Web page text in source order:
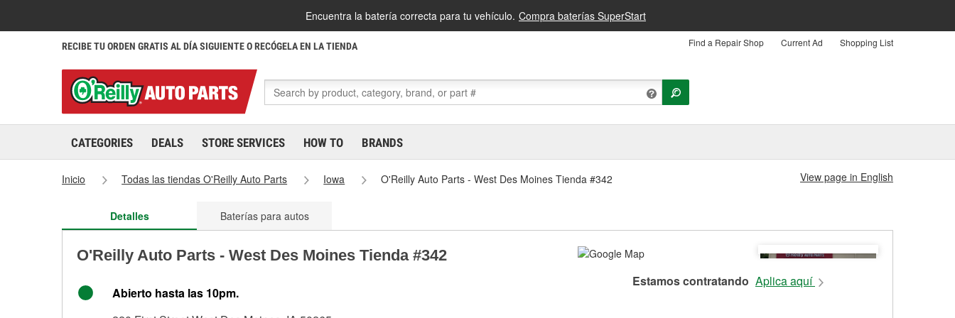
Encuentra la batería correcta para tu vehículo. Compra baterías SuperStart
RECIBE TU ORDEN GRATIS AL DÍA SIGUIENTE O RECÓGELA EN LA TIENDA Find a Repair Shop Current Ad Shopping List
CATEGORIES DEALS STORE SERVICES HOW TO BRANDS
Inicio Todas las tiendas O'Reilly Auto Parts Iowa O'Reilly Auto Parts - West Des Moines Tienda #342 View page in English
Detalles Baterías para autos
O'Reilly Auto Parts - West Des Moines Tienda #342
Abierto hasta las 10pm.
Estamos contratando Aplica aquí